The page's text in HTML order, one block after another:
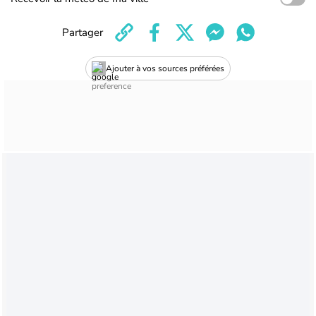
Ajouter à vos sources préférées
Partager